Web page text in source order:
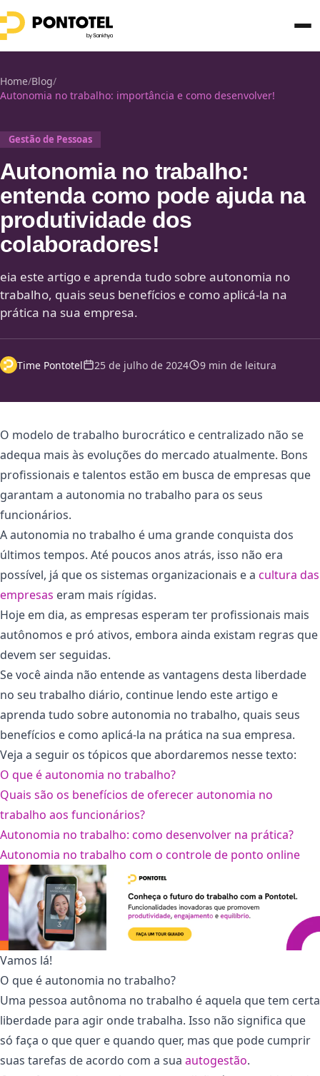
Home/Blog/
Autonomia no trabalho: importância e como desenvolver!
Gestão de Pessoas
Autonomia no trabalho:
entenda como pode ajuda na
produtividade dos
colaboradores!
eia este artigo e aprenda tudo sobre autonomia no
trabalho, quais seus benefícios e como aplicá-la na
prática na sua empresa.
Time Pontotel 25 de julho de 2024 9 min de leitura
O modelo de trabalho burocrático e centralizado não se
adequa mais às evoluções do mercado atualmente. Bons
profissionais e talentos estão em busca de empresas que
garantam a autonomia no trabalho para os seus
funcionários.
A autonomia no trabalho é uma grande conquista dos
últimos tempos. Até poucos anos atrás, isso não era
possível, já que os sistemas organizacionais e a cultura das
empresas eram mais rígidas.
Hoje em dia, as empresas esperam ter profissionais mais
autônomos e pró ativos, embora ainda existam regras que
devem ser seguidas.
Se você ainda não entende as vantagens desta liberdade
no seu trabalho diário, continue lendo este artigo e
aprenda tudo sobre autonomia no trabalho, quais seus
benefícios e como aplicá-la na prática na sua empresa.
Veja a seguir os tópicos que abordaremos nesse texto:
O que é autonomia no trabalho?
Quais são os benefícios de oferecer autonomia no
trabalho aos funcionários?
Autonomia no trabalho: como desenvolver na prática?
Autonomia no trabalho com o controle de ponto online
Vamos lá!
O que é autonomia no trabalho?
Uma pessoa autônoma no trabalho é aquela que tem certa
liberdade para agir onde trabalha. Isso não significa que
só faça o que quer e quando quer, mas que pode cumprir
suas tarefas de acordo com a sua autogestão.